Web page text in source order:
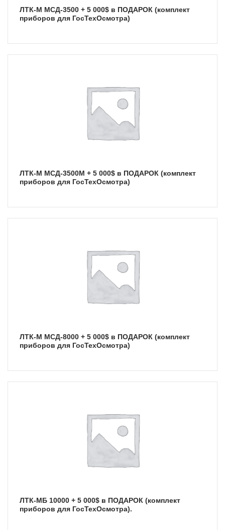
ЛТК-М МСД-3500 + 5 000$ в ПОДАРОК (комплект
приборов для ГосТехОсмотра)
ЛТК-М МСД-3500М + 5 000$ в ПОДАРОК (комплект
приборов для ГосТехОсмотра)
ЛТК-М МСД-8000 + 5 000$ в ПОДАРОК (комплект
приборов для ГосТехОсмотра)
ЛТК-МБ 10000 + 5 000$ в ПОДАРОК (комплект
приборов для ГосТехОсмотра).